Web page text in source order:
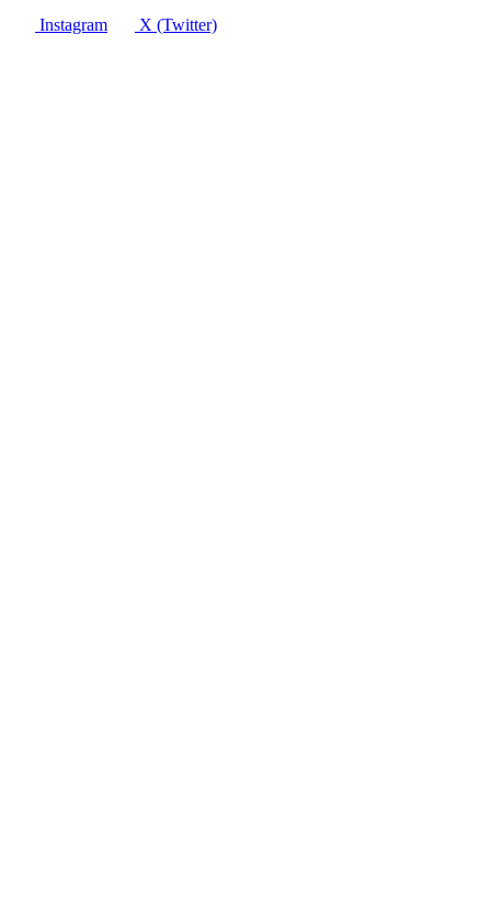
Instagram X (Twitter)